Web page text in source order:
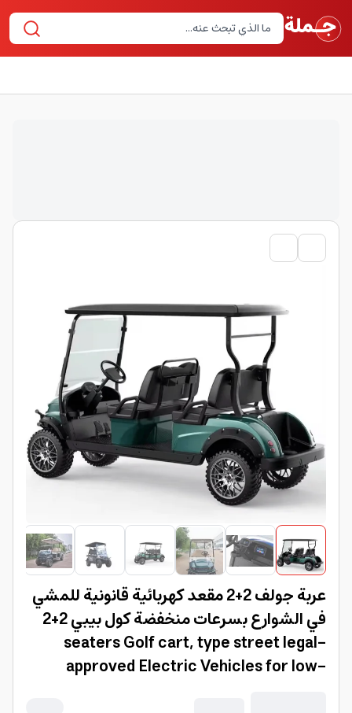
عربة جولف 2+2 مقعد كهربائية قانونية للمشي
في الشوارع بسرعات منخفضة كول بيبي 2+2
seaters Golf cart, type street legal-
approved Electric Vehicles for low-